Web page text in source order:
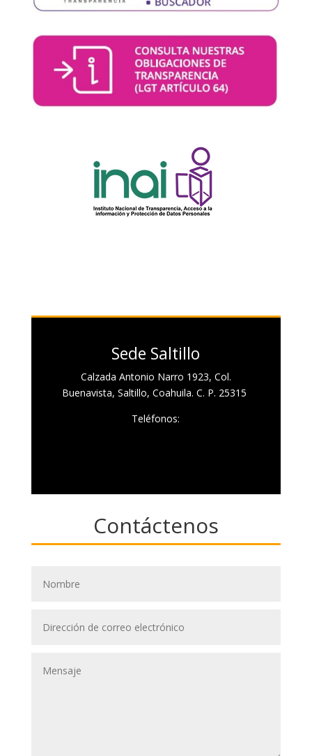
Sede Saltillo
Calzada Antonio Narro 1923, Col.
Buenavista, Saltillo, Coahuila. C. P. 25315
Teléfonos:
Contáctenos